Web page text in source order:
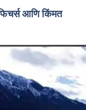
आणि किंमत